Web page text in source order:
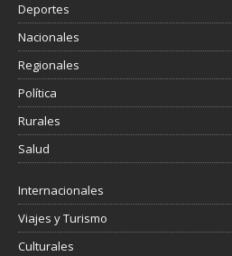
Deportes
Nacionales
Regionales
Política
Rurales
Salud
Internacionales
Viajes y Turismo
Culturales